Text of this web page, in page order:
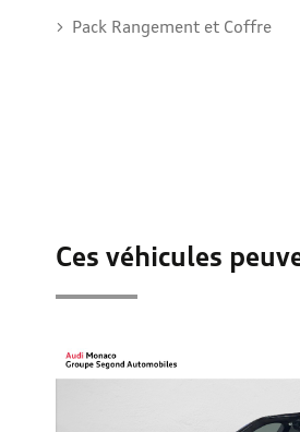
Pack Rangement et Coffre
Ces véhicules